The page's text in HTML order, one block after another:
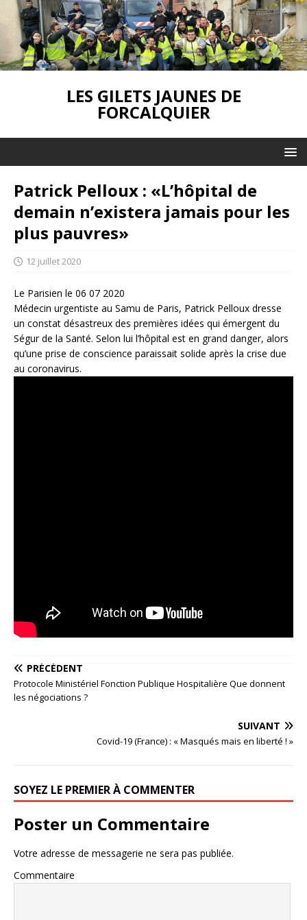
LES GILETS JAUNES DE
FORCALQUIER
Patrick Pelloux : «L’hôpital de
demain n’existera jamais pour les
plus pauvres»
12 juillet 2020
Le Parisien le 06 07 2020
Médecin urgentiste au Samu de Paris, Patrick Pelloux dresse
un constat désastreux des premières idées qui émergent du
Ségur de la Santé. Selon lui l’hôpital est en grand danger, alors
qu’une prise de conscience paraissait solide après la crise due
au coronavirus.
PRÉCÉDENT
Protocole Ministériel Fonction Publique Hospitalière Que donnent
les négociations ?
SUIVANT
Covid-19 (France) : « Masqués mais en liberté ! »
SOYEZ LE PREMIER À COMMENTER
Poster un Commentaire
Votre adresse de messagerie ne sera pas publiée.
Commentaire